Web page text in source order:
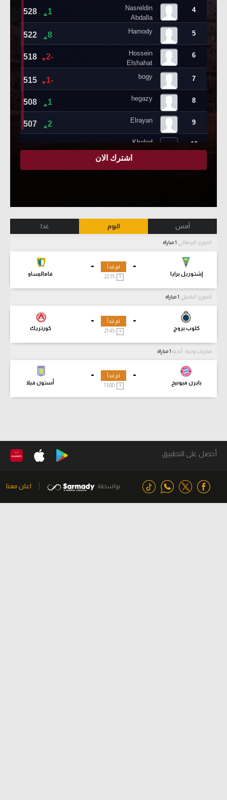
أمس اليوم غدا
الدوري البرتغالي
-
إشتوريل برايا
-
فاماليساو
لم تبدأ
22:15
الدوري البلجيكي
-
كلوب بروج
-
كورتريك
لم تبدأ
21:45
مباريات ودية - أندية
-
بايرن ميونيخ
-
أستون فيلا
لم تبدأ
13:00
أحصل على التطبيق
بواسطة اعلن معنا